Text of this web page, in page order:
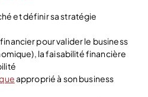
et définir sa stratégie
pour valider le business
la faisabilité financière
approprié à son business